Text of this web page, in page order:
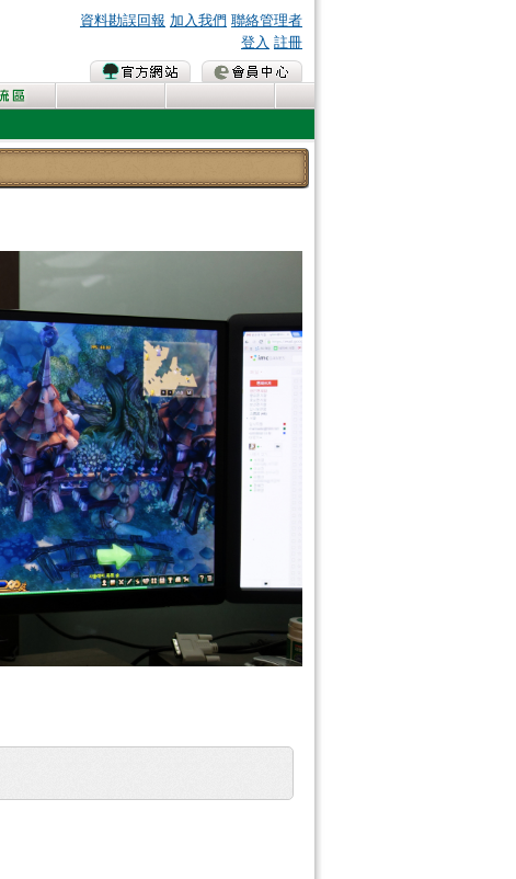
資料勘誤回報 加入我們 聯絡管理者
登入 註冊